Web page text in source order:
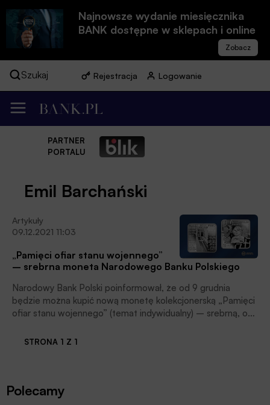
Najnowsze wydanie miesięcznika
BANK dostępne w sklepach i online
Szukaj Rejestracja Logowanie
PARTNER
PORTALU
Emil Barchański
Artykuły
09.12.2021 11:03
„Pamięci ofiar stanu wojennego”
– srebrna moneta Narodowego Banku Polskiego
Narodowy Bank Polski poinformował, że od 9 grudnia
będzie można kupić nową monetę kolekcjonerską „Pamięci
ofiar stanu wojennego” (temat indywidualny) – srebrną, o
STRONA 1 Z 1
Polecamy